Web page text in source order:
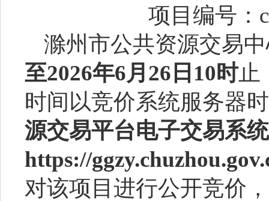
项目编号：
滁州市公共资源交易
至2026年6月 26 日 10时止
时间以竞价系统服务器
源交易平台电子交易系
https://
对该项目进行公开竞价